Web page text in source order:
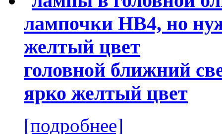
головной ближний
ярко желтый цвет
[подробнее]